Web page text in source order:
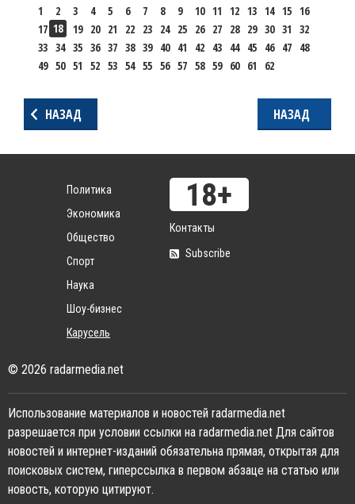
1 2 3 4 5 6 7 8 9 10 11 12 13 14 15 16
17 18 19 20 21 22 23 24 25 26 27 28 29 30 31 32
33 34 35 36 37 38 39 40 41 42 43 44 45 46 47 48
49 50 51 52 53 54 55 56 57 58 59 60 61 62
НАЗАД НАЗАД
Политика
Экономика
Общество
Спорт
Наука
Шоу-бизнес
Карусель
© 2026 radarmedia.net
Использование материалов и новостей radarmedia.net
разрешается при условии ссылки на radarmedia.net Для сайтов
новостей и интернет-изданий обязательна прямая, открытая для
поисковых систем, гиперссылка в первом абзаце на статью или
новость, которую цитируют.
Контакты
Subscribe